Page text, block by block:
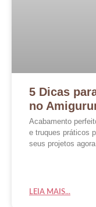
5 Dicas
no
Acabamento
e truques práticos
seus projetos
LEIA MAIS...